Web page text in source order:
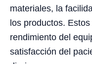
materiales, la
los productos.
rendimiento del
satisfacción del